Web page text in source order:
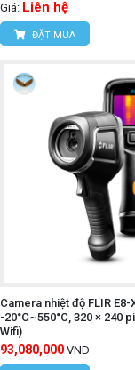
xác ở các khu
trên PC.
Đức, Pháp, Nga
T UTi712S
ô tô, bảng
NGHỆ
Giá: Liên hệ
ĐẶT MUA
Camera nhiệt độ FLIR
-20°C~550°C, 320 × 240
Wifi)
93,080,000 VND